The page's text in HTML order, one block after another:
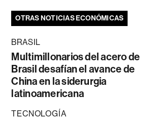
OTRAS NOTICIAS ECONÓMICAS
BRASIL
Multimillonarios del acero de
Brasil desafían el avance de
China en la siderurgia
latinoamericana
TECNOLOGÍA